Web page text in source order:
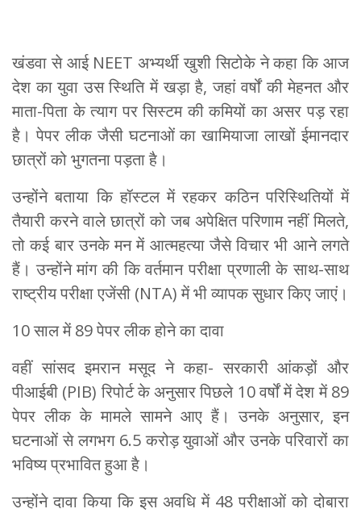
खंडवा से आई NEET अभ्यर्थी खुशी सिटोके ने कहा कि आज
देश का युवा उस स्थिति में खड़ा है, जहां वर्षों की मेहनत और
माता-पिता के त्याग पर सिस्टम की कमियों का असर पड़ रहा
है। पेपर लीक जैसी घटनाओं का खामियाजा लाखों ईमानदार
छात्रों को भुगतना पड़ता है।
उन्होंने बताया कि हॉस्टल में रहकर कठिन परिस्थितियों में
तैयारी करने वाले छात्रों को जब अपेक्षित परिणाम नहीं मिलते,
तो कई बार उनके मन में आत्महत्या जैसे विचार भी आने लगते
हैं। उन्होंने मांग की कि वर्तमान परीक्षा प्रणाली के साथ-साथ
राष्ट्रीय परीक्षा एजेंसी (NTA) में भी व्यापक सुधार किए जाएं।
10 साल में 89 पेपर लीक होने का दावा
वहीं सांसद इमरान मसूद ने कहा- सरकारी आंकड़ों और
पीआईबी (PIB) रिपोर्ट के अनुसार पिछले 10 वर्षों में देश में 89
पेपर लीक के मामले सामने आए हैं। उनके अनुसार, इन
घटनाओं से लगभग 6.5 करोड़ युवाओं और उनके परिवारों का
भविष्य प्रभावित हुआ है।
उन्होंने दावा किया कि इस अवधि में 48 परीक्षाओं को दोबारा